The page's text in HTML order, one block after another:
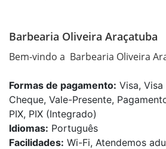
Barbearia Oliveira Araçatuba
Bem-vindo a  Barbearia Oliveira
Formas de pagamento: Visa,
Cheque, Vale-Presente,
PIX, PIX (Integrado)
Idiomas: Português
Facilidades: Wi-Fi, Atendemos